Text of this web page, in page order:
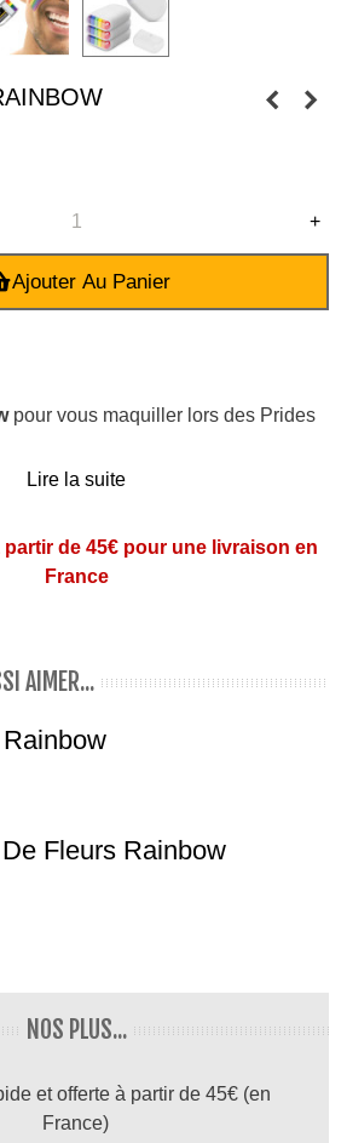
+
Ajouter Au Panier
pour vous maquiller lors des Prides
couleurs de l'arc en ciel.
de protection permettant de le
Lire la suite
de 45€ pour une livraison en
France
AIMER...
Fleurs Rainbow
NOS PLUS...
et offerte à partir de 45€ (en
France)